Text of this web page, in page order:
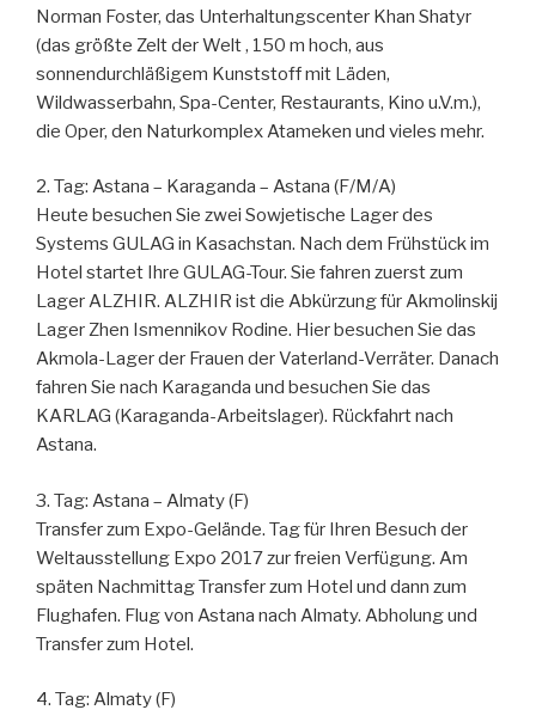
Norman Foster, das Unterhaltungscenter Khan Shatyr
(das größte Zelt der Welt , 150 m hoch, aus
sonnendurchläßigem Kunststoff mit Läden,
Wildwasserbahn, Spa-Center, Restaurants, Kino u.V.m.),
die Oper, den Naturkomplex Atameken und vieles mehr.
2. Tag: Astana – Karaganda – Astana (F/M/A)
Heute besuchen Sie zwei Sowjetische Lager des
Systems GULAG in Kasachstan. Nach dem Frühstück im
Hotel startet Ihre GULAG-Tour. Sie fahren zuerst zum
Lager ALZHIR. ALZHIR ist die Abkürzung für Akmolinskij
Lager Zhen Ismennikov Rodine. Hier besuchen Sie das
Akmola-Lager der Frauen der Vaterland-Verräter. Danach
fahren Sie nach Karaganda und besuchen Sie das
KARLAG (Karaganda-Arbeitslager). Rückfahrt nach
Astana.
3. Tag: Astana – Almaty (F)
Transfer zum Expo-Gelände. Tag für Ihren Besuch der
Weltausstellung Expo 2017 zur freien Verfügung. Am
späten Nachmittag Transfer zum Hotel und dann zum
Flughafen. Flug von Astana nach Almaty. Abholung und
Transfer zum Hotel.
4. Tag: Almaty (F)